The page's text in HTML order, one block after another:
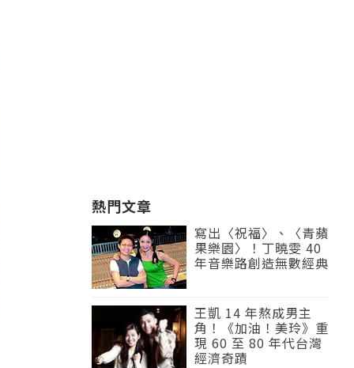
熱門文章
寫出〈祝福〉、〈青蘋
果樂園〉！丁曉雯 40
年音樂路創造無數經典
王凱 14 年熬成男主
角！《加油！美玲》重
現 60 至 80 年代台灣
經濟奇蹟